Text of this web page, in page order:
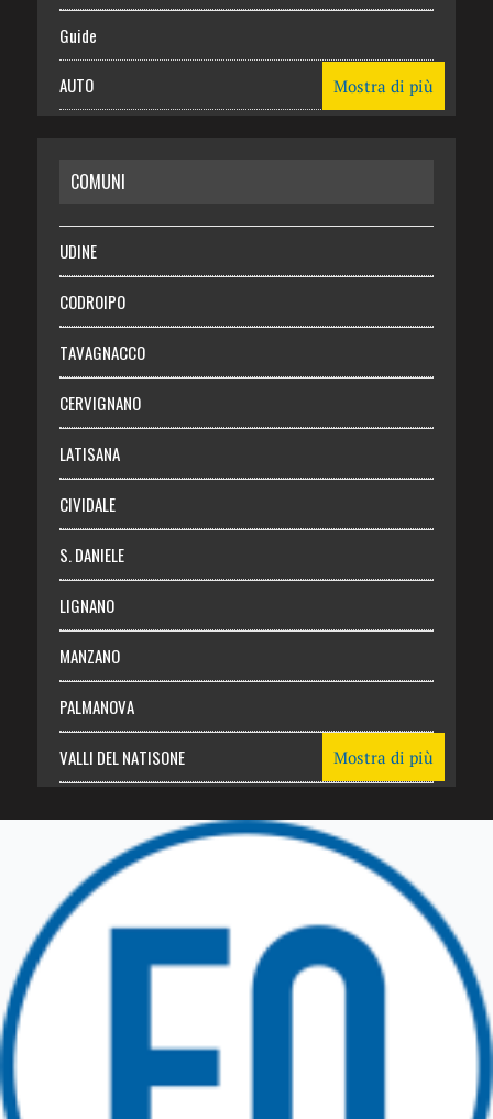
Guide
AUTO
RISPARMIO
SALUTE
Necrologie
Chi siamo
Abbonati
Login
Mostra di più
COMUNI
UDINE
CODROIPO
TAVAGNACCO
CERVIGNANO
LATISANA
CIVIDALE
S. DANIELE
LIGNANO
MANZANO
PALMANOVA
VALLI DEL NATISONE
TRICESIMO
TARCENTO
GEMONA DEL FRIULI
Mostra di più